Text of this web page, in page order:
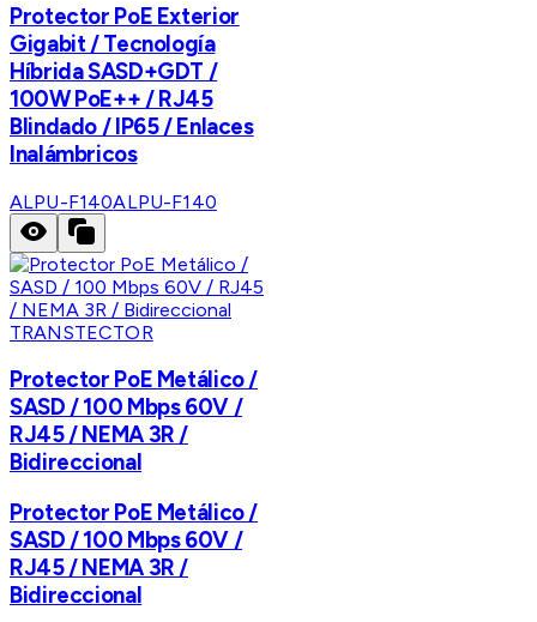
Protector PoE Exterior
Gigabit / Tecnología
Híbrida SASD+GDT /
100W PoE++ / RJ45
Blindado / IP65 / Enlaces
Inalámbricos
ALPU-F140ALPU-F140
TRANSTECTOR
Protector PoE Metálico /
SASD / 100 Mbps 60V /
RJ45 / NEMA 3R /
Bidireccional
Protector PoE Metálico /
SASD / 100 Mbps 60V /
RJ45 / NEMA 3R /
Bidireccional